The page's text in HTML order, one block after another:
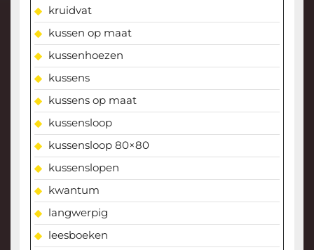
kruidvat
kussen op maat
kussenhoezen
kussens
kussens op maat
kussensloop
kussensloop 80×80
kussenslopen
kwantum
langwerpig
leesboeken